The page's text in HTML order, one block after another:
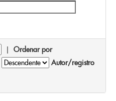
| Ordenar por
Autor/registro